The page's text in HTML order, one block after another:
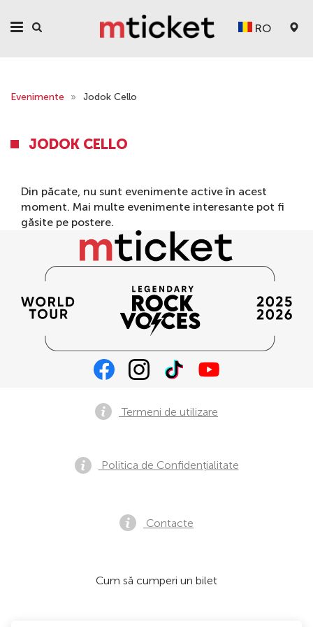
RO
Evenimente » Jodok Cello
JODOK CELLO
Din păcate, nu sunt evenimente active în acest
moment. Mai multe evenimente interesante pot fi
găsite pe postere.
Termeni de utilizare
Politica de Confidențialitate
Contacte
Cum să cumperi un bilet